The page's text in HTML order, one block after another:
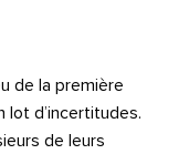
de la première
lot d’incertitudes.
de leurs